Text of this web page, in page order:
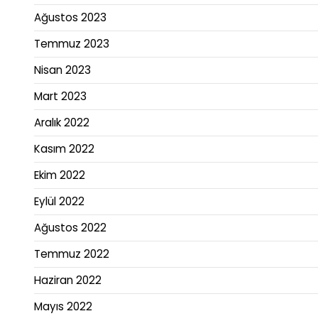
Ağustos 2023
Temmuz 2023
Nisan 2023
Mart 2023
Aralık 2022
Kasım 2022
Ekim 2022
Eylül 2022
Ağustos 2022
Temmuz 2022
Haziran 2022
Mayıs 2022